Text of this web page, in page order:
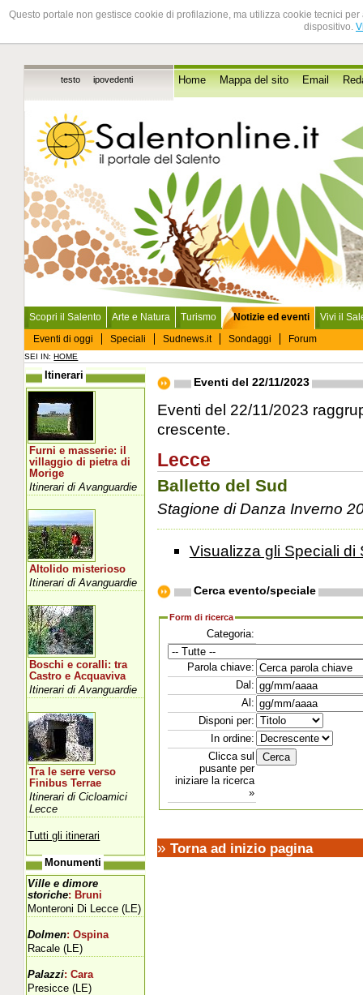
Questo portale non gestisce cookie di profilazione, ma utilizza cookie tecnici
dispositivo.
testo ipovedenti Home Mappa del sito Email
Scopri il Salento Arte e Natura Turismo
Notizie ed eventi
Eventi di oggi
Speciali Sudnews.it Sondaggi Forum
Vivi il
SEI IN:HOME
Eventi del 22/11/2023
Eventi del 22/11/2023
crescente.
Lecce
Balletto del Sud
Stagione di Danza Inverno
Visualizza gli Speciali di
Cerca evento/speciale
Form di ricerca
Categoria:
Parola chiave:
Dal:
Al:
Disponi per:
In ordine:
Clicca sul
pusante per
iniziare la ricerca
»
» Torna ad inizio pagina
Itinerari
Furni e masserie: il
villaggio di pietra di
Morige
Itinerari di Avanguardie
Altolido misterioso
Itinerari di Avanguardie
Boschi e coralli: tra
Castro e Acquaviva
Itinerari di Avanguardie
Tra le serre verso
Finibus Terrae
Itinerari di Cicloamici
Lecce
Tutti gli itinerari
Monumenti
Ville e dimore
storiche: Bruni
Monteroni Di Lecce (LE)
Dolmen: Ospina
Racale (LE)
Palazzi: Cara
Presicce (LE)